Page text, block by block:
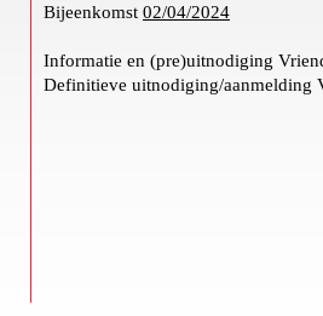
Bijeenkomst 02/04/2024
Informatie en (pre)uitnodiging
Definitieve uitnodiging/aanmelding